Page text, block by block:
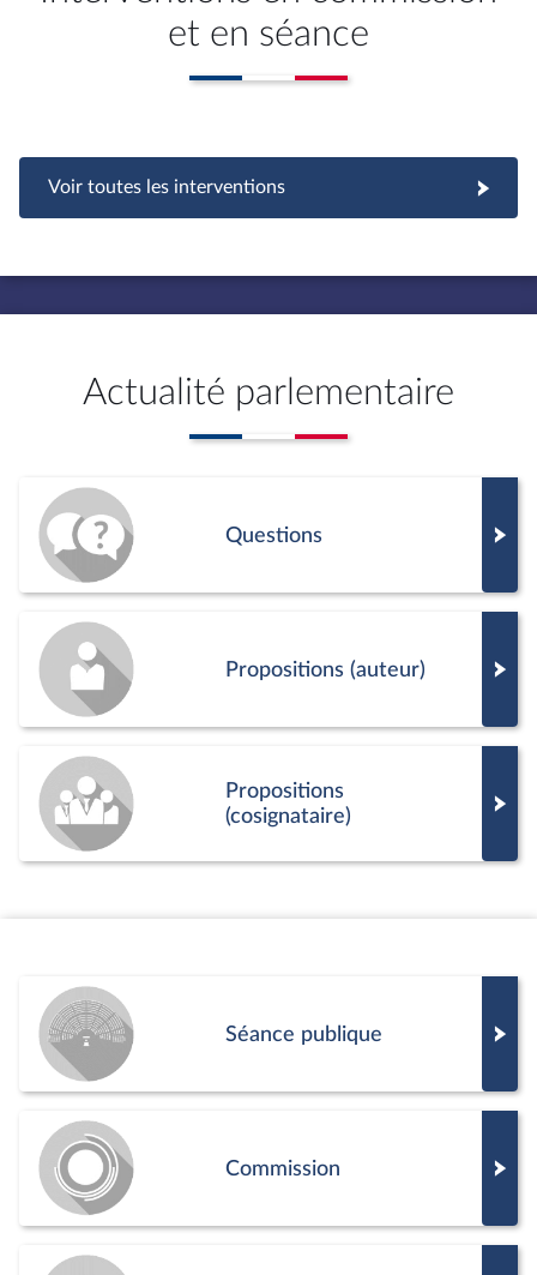
et en séance
Voir toutes les interventions
Actualité parlementaire
Questions
Propositions (auteur)
Propositions
(cosignataire)
Séance publique
Commission